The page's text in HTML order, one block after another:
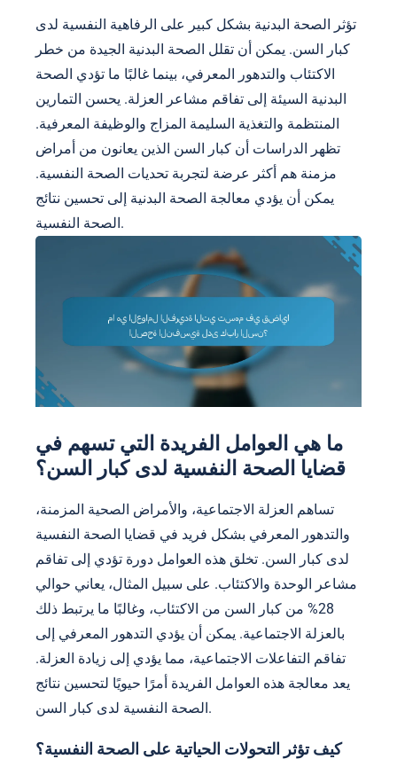
تؤثر الصحة البدنية بشكل كبير على الرفاهية النفسية لدى
كبار السن. يمكن أن تقلل الصحة البدنية الجيدة من خطر
الاكتئاب والتدهور المعرفي، بينما غالبًا ما تؤدي الصحة
البدنية السيئة إلى تفاقم مشاعر العزلة. يحسن التمارين
المنتظمة والتغذية السليمة المزاج والوظيفة المعرفية.
تظهر الدراسات أن كبار السن الذين يعانون من أمراض
مزمنة هم أكثر عرضة لتجربة تحديات الصحة النفسية.
يمكن أن يؤدي معالجة الصحة البدنية إلى تحسين نتائج
الصحة النفسية.
ما هي العوامل الفريدة التي تسهم في
قضايا الصحة النفسية لدى كبار السن؟
تساهم العزلة الاجتماعية، والأمراض الصحية المزمنة،
والتدهور المعرفي بشكل فريد في قضايا الصحة النفسية
لدى كبار السن. تخلق هذه العوامل دورة تؤدي إلى تفاقم
مشاعر الوحدة والاكتئاب. على سبيل المثال، يعاني حوالي
28% من كبار السن من الاكتئاب، وغالبًا ما يرتبط ذلك
بالعزلة الاجتماعية. يمكن أن يؤدي التدهور المعرفي إلى
تفاقم التفاعلات الاجتماعية، مما يؤدي إلى زيادة العزلة.
يعد معالجة هذه العوامل الفريدة أمرًا حيويًا لتحسين نتائج
الصحة النفسية لدى كبار السن.
كيف تؤثر التحولات الحياتية على الصحة النفسية؟